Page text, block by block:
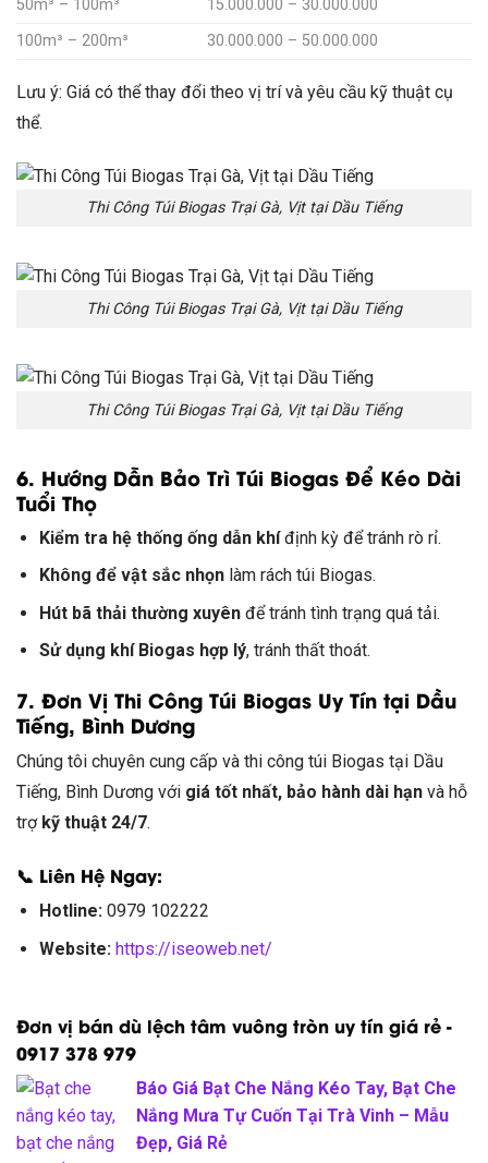
50m³ – 100m³
15.000.000 – 30.000.000
100m³ – 200m³
30.000.000 – 50.000.000
Lưu ý: Giá có thể thay đổi theo vị trí và yêu cầu kỹ thuật cụ
thể.
Thi Công Túi Biogas Trại Gà, Vịt tại Dầu Tiếng
Thi Công Túi Biogas Trại Gà, Vịt tại Dầu Tiếng
Thi Công Túi Biogas Trại Gà, Vịt tại Dầu Tiếng
6. Hướng Dẫn Bảo Trì Túi Biogas Để Kéo Dài
Tuổi Thọ
Kiểm tra hệ thống ống dẫn khíđịnh kỳ để tránh rò rỉ.
Không để vật sắc nhọnlàm rách túi Biogas.
Hút bã thải thường xuyênđể tránh tình trạng quá tải.
Sử dụng khí Biogas hợp lý, tránh thất thoát.
7. Đơn Vị Thi Công Túi Biogas Uy Tín tại Dầu
Tiếng, Bình Dương
Chúng tôi chuyên cung cấp và thi công túi Biogas tại Dầu
Tiếng, Bình Dương với giá tốt nhất, bảo hành dài hạn và hỗ
trợ kỹ thuật 24/7.
📞 Liên Hệ Ngay:
Hotline:0979 102222
Website: https://iseoweb.net/
Đơn vị bán dù lệch tâm vuông tròn uy tín giá rẻ -
0917 378 979
Báo Giá Bạt Che Nắng Kéo Tay, Bạt Che
Nắng Mưa Tự Cuốn Tại Trà Vinh – Mẫu
Đẹp, Giá Rẻ